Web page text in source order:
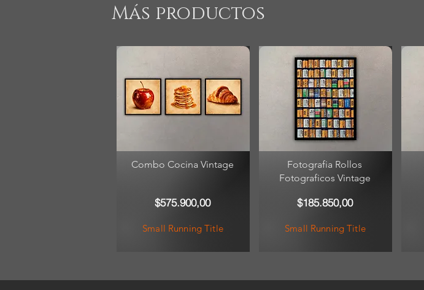
Más productos
Combo Cocina Vintage
$575.900,00
Small Running Title
Fotografia Rollos
Fotograficos Vintage
$185.850,00
Small Running Title